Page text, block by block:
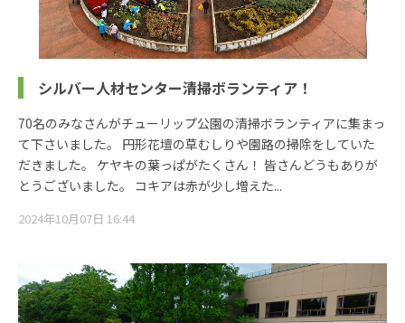
シルバー人材センター清掃ボランティア！
70名のみなさんがチューリップ公園の清掃ボランティアに集まっ
て下さいました。 円形花壇の草むしりや園路の掃除をしていた
だきました。 ケヤキの葉っぱがたくさん！ 皆さんどうもありが
とうございました。 コキアは赤が少し増えた...
2024年10月07日 16:44